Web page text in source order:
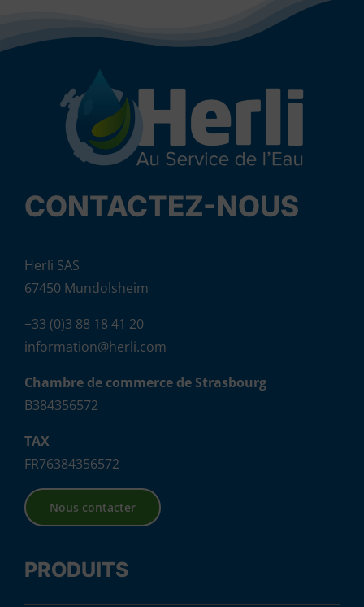
CONTACTEZ-NOUS
Herli SAS
67450 Mundolsheim
+33 (0)3 88 18 41 20
information@herli.com
Chambre de commerce de Strasbourg
B384356572
TAX
FR76384356572
Nous contacter
PRODUITS